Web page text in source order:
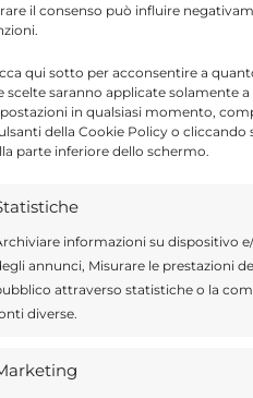
il consenso può influire
qui sotto per acconsentire a
scelte saranno applicate solamente
in qualsiasi momento,
della Cookie Policy o
parte inferiore dello schermo.
informazioni su dispositivo
annunci, Misurare le prestazioni
attraverso statistiche o la
diverse.
Dieta per
in bianco: ecco
4 SETTEMBRE 2020
e depurare
si basa su 3 fasi. E'
Dieta al finocchio